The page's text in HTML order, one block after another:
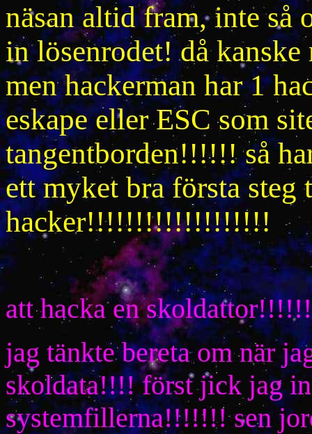
näsan altid fram, inte så
in lösenrodet! då
men hackerman har 1
eskape eller ESC som
tangentborden!!!!!! så
ett myket bra första
hacker!!!!!!!!!!!!!!!!!!!
att hacka en
jag tänkte bereta om när
skoldata!!!! först jick jag
systemfillerna!!!!!!! sen